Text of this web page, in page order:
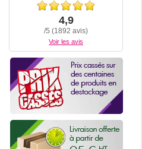
4,9
/5 (1892 avis)
Voir les avis